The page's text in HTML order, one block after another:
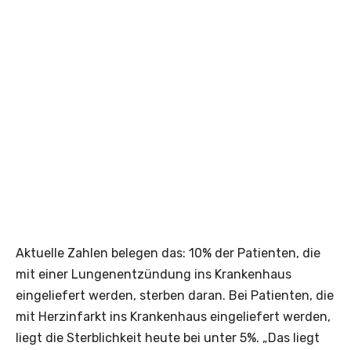
Aktuelle Zahlen belegen das: 10% der Patienten, die
mit einer Lungenentzündung ins Krankenhaus
eingeliefert werden, sterben daran. Bei Patienten, die
mit Herzinfarkt ins Krankenhaus eingeliefert werden,
liegt die Sterblichkeit heute bei unter 5%. „Das liegt